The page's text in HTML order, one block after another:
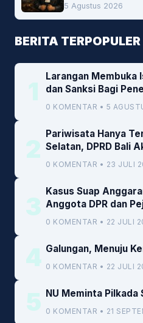
5 Agustus 2026
BERITA TERPOPULER
1
Larangan Membuka
dan Sanksi Bagi
0 KOMENTAR • 5
2
Pariwisata Hanya
Selatan, DPRD Bali
0 KOMENTAR • 23 JULI
3
Kasus Suap
Anggota DPR dan
Kemenkeu
0 KOMENTAR • 22 JULI
4 Galungan, Menuju
0 KOMENTAR • 22 JULI
5 NU Meminta
0 KOMENTAR • 21